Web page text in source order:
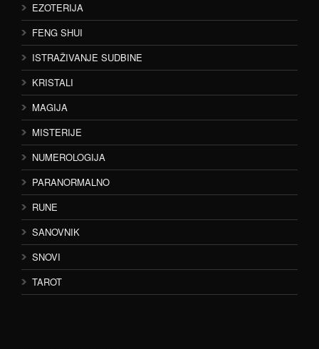
EZOTERIJA
FENG SHUI
ISTRAŽIVANJE SUDBINE
KRISTALI
MAGIJA
MISTERIJE
NUMEROLOGIJA
PARANORMALNO
RUNE
SANOVNIK
SNOVI
TAROT